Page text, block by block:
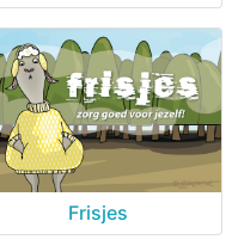
Frisjes